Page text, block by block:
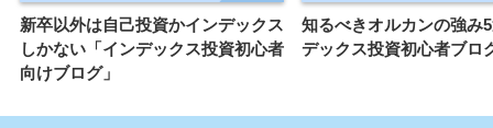
新卒以外は自己投資かインデックス
しかない「インデックス投資初心者
向けブログ」
知るべきオルカンの強み
デックス投資初心者ブロ